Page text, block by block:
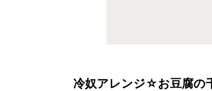
冷奴アレンジ☆お豆腐の